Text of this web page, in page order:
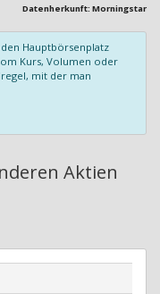
Datenherkunft: Morningstar
Hauptbörsenplatz
Kurs, Volumen oder
mit der man
Aktien